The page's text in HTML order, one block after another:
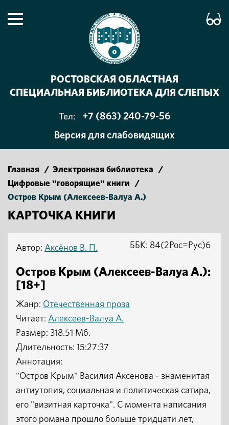
РОСТОВСКАЯ ОБЛАСТНАЯ
СПЕЦИАЛЬНАЯ БИБЛИОТЕКА ДЛЯ СЛЕПЫХ
Тел:
+7 (863) 240-79-56
Версия для слабовидящих
Главная / Электронная библиотека
/
Цифровые "говорящие" книги
/
Остров Крым (Алексеев-Валуа А.)
КАРТОЧКА КНИГИ
Автор: Аксёнов В. П.
Остров Крым (Алексеев-Валуа А.):
[18+]
Жанр: Отечественная проза
Читает: Алексеев-Валуа А.
ББК: 84(2Рос=Рус)6
Размер: 318.51 Мб.
Длительность: 15:27:37
Аннотация:
"Остров Крым" Василия Аксенова - знаменитая
антиутопия, социальная и политическая сатира,
его "визитная карточка". С момента написания
этого романа прошло больше тридцати лет,